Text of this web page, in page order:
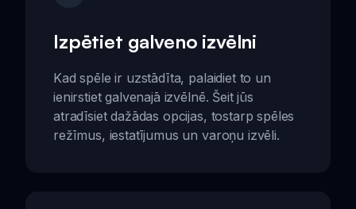
Izpētiet galveno izvēlni
Kad spēle ir uzstādīta, palaidiet to un
ienirstiet galvenajā izvēlnē. Šeit jūs
atradīsiet dažādas opcijas, tostarp spēles
režīmus, iestatījumus un varoņu izvēli.